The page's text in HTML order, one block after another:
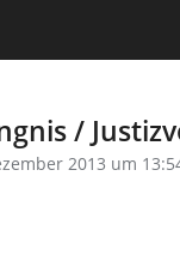
/
2013 um